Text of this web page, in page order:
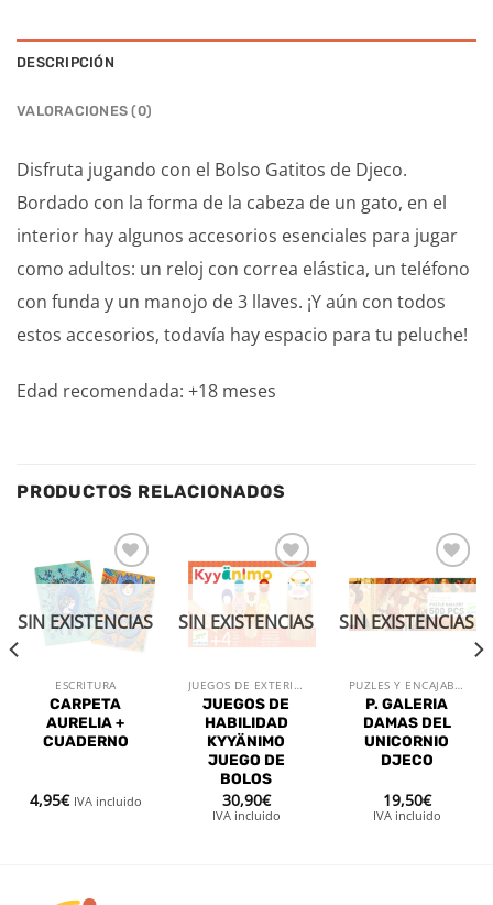
DESCRIPCIÓN
VALORACIONES (0)
Disfruta jugando con el Bolso Gatitos de Djeco.
Bordado con la forma de la cabeza de un gato, en el
interior hay algunos accesorios esenciales para jugar
como adultos: un reloj con correa elástica, un teléfono
con funda y un manojo de 3 llaves. ¡Y aún con todos
estos accesorios, todavía hay espacio para tu peluche!
Edad recomendada: +18 meses
PRODUCTOS RELACIONADOS
Añadir
a la
lista de
deseos
SIN EXISTENCIAS
ESCRITURA
CARPETA
AURELIA +
CUADERNO
4,95€ IVA incluido
Añadir
a la
lista de
deseos
SIN EXISTENCIAS
JUEGOS DE EXTERIOR
JUEGOS DE
HABILIDAD
KYYÄNIMO
JUEGO DE
BOLOS
30,90€
IVA incluido
Añadir
a la
lista de
deseos
SIN EXISTENCIAS
PUZLES Y ENCAJABLES
P. GALERIA
DAMAS DEL
UNICORNIO
DJECO
19,50€
IVA incluido